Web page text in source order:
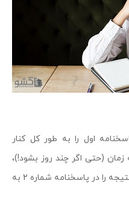
اول را به طور کل کنار
زمان (حتی اگر چند روز بشود!)،
به سوالات با دقت کامل فکر کنید و نتیجه را در پاسخنامه شماره 2 به